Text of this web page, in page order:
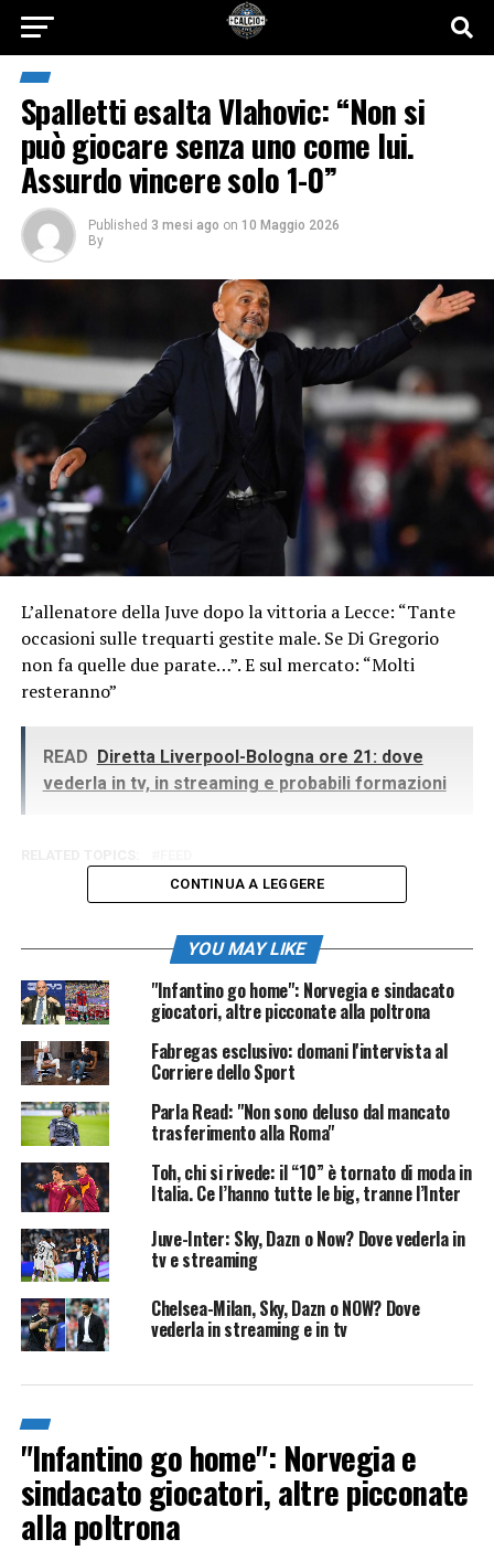
Spalletti esalta Vlahovic: “Non si
può giocare senza uno come lui.
Assurdo vincere solo 1-0”
Published 3 mesi ago on 10 Maggio 2026
By
L’allenatore della Juve dopo la vittoria a Lecce: “Tante
occasioni sulle trequarti gestite male. Se Di Gregorio
non fa quelle due parate…”. E sul mercato: “Molti
resteranno”
READ Diretta Liverpool-Bologna ore 21: dove
vederla in tv, in streaming e probabili formazioni
CONTINUA A LEGGERE
YOU MAY LIKE
"Infantino go home": Norvegia e sindacato
giocatori, altre picconate alla poltrona
Fabregas esclusivo: domani l'intervista al
Corriere dello Sport
Parla Read: "Non sono deluso dal mancato
trasferimento alla Roma"
Toh, chi si rivede: il “10” è tornato di moda in
Italia. Ce l’hanno tutte le big, tranne l’Inter
Juve-Inter: Sky, Dazn o Now? Dove vederla in
tv e streaming
Chelsea-Milan, Sky, Dazn o NOW? Dove
vederla in streaming e in tv
"Infantino go home": Norvegia e
sindacato giocatori, altre picconate
alla poltrona